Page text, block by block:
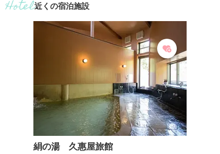
く・白滝工場ゾーン、ゼリー工場ゾー
ン、バイキング・おみやげゾーンの３つ
のゾーンがつながってできています。迫
力ある工場見学とパワーあふれるこん
にゃくバイキングが魅力です。手作りこ
んにゃくゼリー体験等ができるキッチン
もあり、こんにゃくパーク限定商品も
業の発展には人
を引き継いでい
13回金賞受賞蔵
の部5年連続金
賞｡
近くの宿泊施設
絹の湯 久惠屋旅館